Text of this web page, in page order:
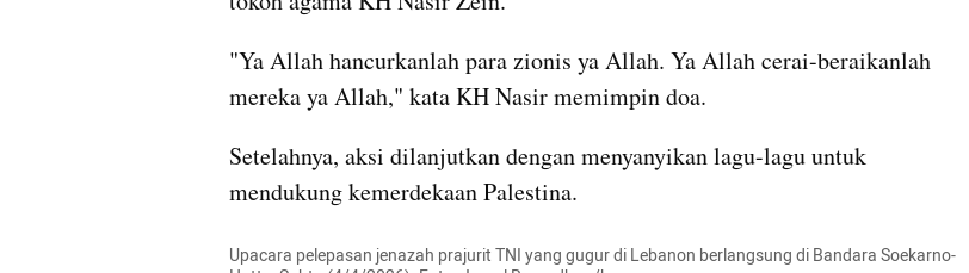
"Ya Allah hancurkanlah para zionis ya Allah. Ya Allah cerai-beraikanlah
mereka ya Allah," kata KH Nasir memimpin doa.
Setelahnya, aksi dilanjutkan dengan menyanyikan lagu-lagu untuk
mendukung kemerdekaan Palestina.
Upacara pelepasan jenazah prajurit TNI yang gugur di Lebanon berlangsung di Bandara Soekarno-